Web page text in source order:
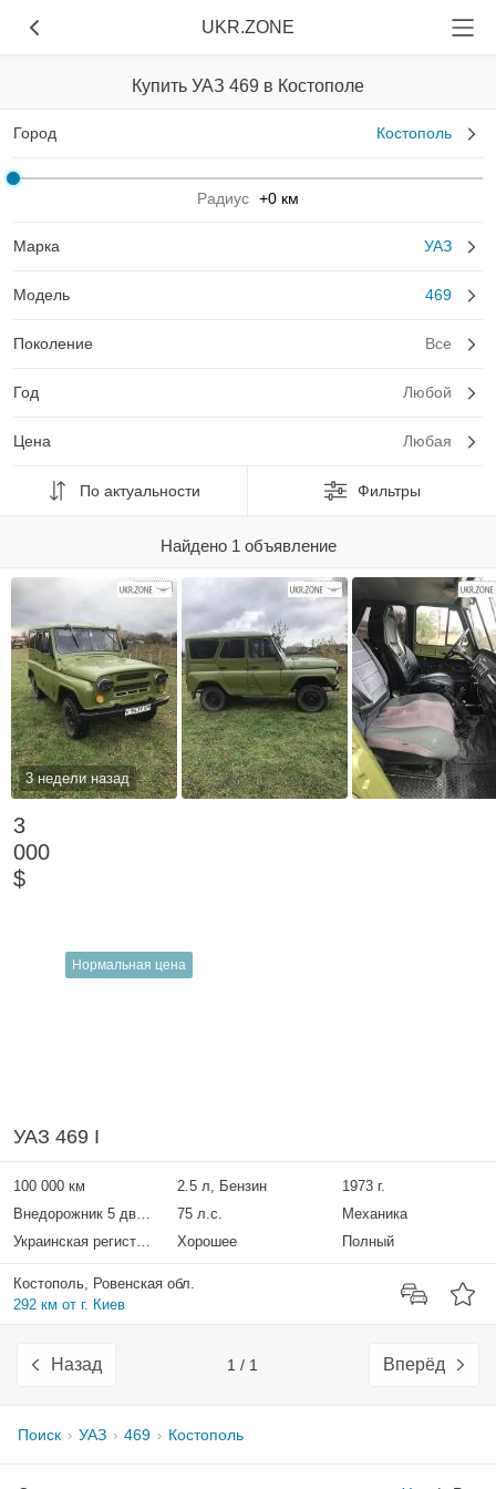
UKR.ZONE
Купить УАЗ 469 в Костополе
Город Костополь
Радиус +0 км
Марка УАЗ
Модель 469
Поколение Все
Год Любой
Цена Любая
По актуальности Фильтры
Найдено 1 объявление
3 недели назад
3
000
$
Нормальная цена
УАЗ 469 I
100 000 км 2.5 л, Бензин
1973 г.
Внедорожник 5 дверей
75 л.с.
Механика
Украинская регистрация
Хорошее Полный
Костополь, Ровенская обл.
292 км от г. Киев
Назад 1 / 1 Вперёд
Поиск УАЗ 469 Костополь